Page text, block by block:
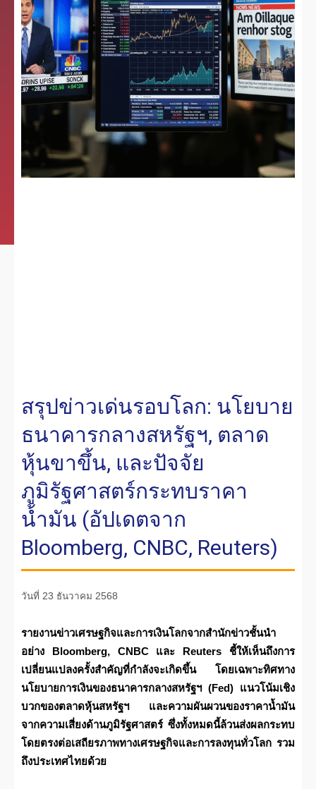
สรุปข่าวเด่นรอบโลก: นโยบาย
ธนาคารกลางสหรัฐฯ, ตลาด
หุ้นขาขึ้น, และปัจจัย
ภูมิรัฐศาสตร์กระทบราคา
น้ำมัน (อัปเดตจาก
Bloomberg, CNBC, Reuters)
วันที่ 23 ธันวาคม 2568
รายงานข่าวเศรษฐกิจและการเงินโลกจากสำนักข่าวชั้นนำ
อย่าง Bloomberg, CNBC และ Reuters ชี้ให้เห็นถึงการ
เปลี่ยนแปลงครั้งสำคัญที่กำลังจะเกิดขึ้น โดยเฉพาะทิศทาง
นโยบายการเงินของธนาคารกลางสหรัฐฯ (Fed) แนวโน้มเชิง
บวกของตลาดหุ้นสหรัฐฯ และความผันผวนของราคาน้ำมัน
จากความเสี่ยงด้านภูมิรัฐศาสตร์ ซึ่งทั้งหมดนี้ล้วนส่งผลกระทบ
โดยตรงต่อเสถียรภาพทางเศรษฐกิจและการลงทุนทั่วโลก รวม
ถึงประเทศไทยด้วย